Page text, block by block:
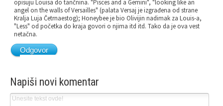
opisuju Louisa do tančnina. "Pisces and a Gemini", "looking like an
angel on the walls of Versailles" (palata Versaj je izgrađena od strane
Kralja Luja Četrnaestog); Honeybee je bio Olivijin nadimak za Louis-a,
"Less" od početka do kraja govori o njima itd itd. Tako da je ova vest
netačna.
Odgovor
Napiši novi komentar